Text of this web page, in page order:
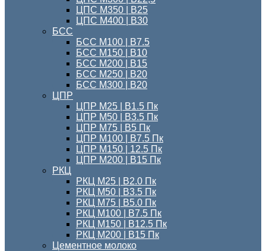
ЦПС М350 | В25
ЦПС M400 | B30
БСС
БСС М100 | B7.5
БСС М150 | В10
БСС М200 | В15
БСС М250 | В20
БСС М300 | В20
ЦПР
ЦПР М25 | B1.5 Пк
ЦПР М50 | B3.5 Пк
ЦПР М75 | B5 Пк
ЦПР М100 | B7.5 Пк
ЦПР М150 | 12.5 Пк
ЦПР М200 | B15 Пк
РКЦ
РКЦ М25 | B2.0 Пк
РКЦ М50 | B3.5 Пк
РКЦ М75 | B5.0 Пк
РКЦ М100 | B7.5 Пк
РКЦ М150 | B12.5 Пк
РКЦ М200 | B15 Пк
Цементное молоко